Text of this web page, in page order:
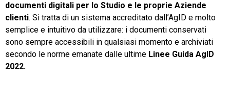
documenti digitali per lo Studio e le proprie Aziende
clienti. Si tratta di un sistema accreditato dall’AgID e molto
semplice e intuitivo da utilizzare: i documenti conservati
sono sempre accessibili in qualsiasi momento e archiviati
secondo le norme emanate dalle ultime Linee Guida AgID
2022.